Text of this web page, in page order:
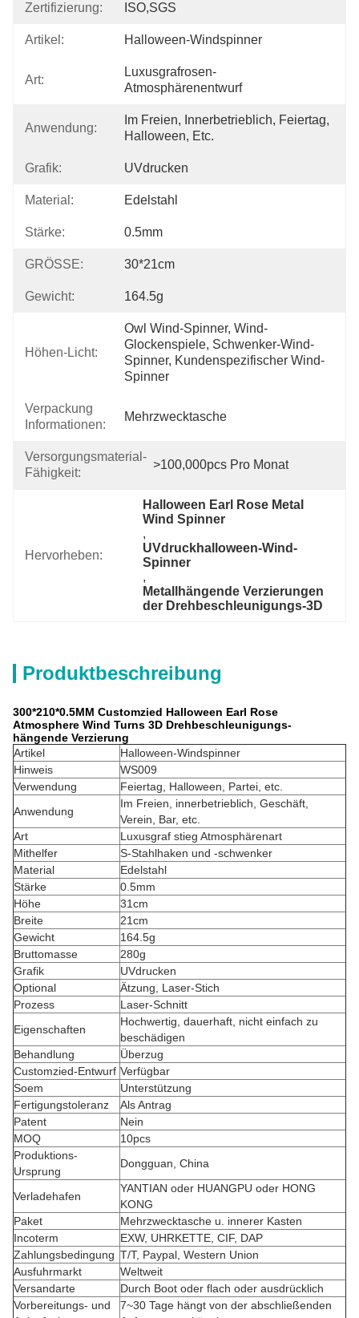
Zertifizierung: ISO,SGS
Artikel: Halloween-Windspinner
Art:
Luxusgrafrosen-
Atmosphärenentwurf
Anwendung:
Im Freien, Innerbetrieblich, Feiertag,
Halloween, Etc.
Grafik: UVdrucken
Material: Edelstahl
Stärke: 0.5mm
GRÖSSE: 30*21cm
Gewicht: 164.5g
Höhen-Licht:
Owl Wind-Spinner, Wind-
Glockenspiele, Schwenker-Wind-
Spinner, Kundenspezifischer Wind-
Spinner
Verpackung
Informationen:
Mehrzwecktasche
Versorgungsmaterial-
Fähigkeit:
>100,000pcs Pro Monat
Hervorheben:
Halloween Earl Rose Metal
Wind Spinner
,
UVdruckhalloween-Wind-
Spinner
,
Metallhängende Verzierungen
der Drehbeschleunigungs-3D
Produktbeschreibung
300*210*0.5MM Customzied Halloween Earl Rose
Atmosphere Wind Turns 3D Drehbeschleunigungs-
hängende Verzierung
Artikel
Halloween-Windspinner
Hinweis
WS009
Verwendung
Feiertag, Halloween, Partei, etc.
Anwendung
Im Freien, innerbetrieblich, Geschäft,
Verein, Bar, etc.
Art
Luxusgraf stieg Atmosphärenart
Mithelfer
S-Stahlhaken und -schwenker
Material
Edelstahl
Stärke
0.5mm
Höhe
31cm
Breite
21cm
Gewicht
164.5g
Bruttomasse
280g
Grafik
UVdrucken
Optional
Ätzung, Laser-Stich
Prozess
Laser-Schnitt
Eigenschaften
Hochwertig, dauerhaft, nicht einfach zu
beschädigen
Behandlung
Überzug
Customzied-Entwurf Verfügbar
Soem
Unterstützung
Fertigungstoleranz
Als Antrag
Patent
Nein
MOQ
10pcs
Produktions-
Ursprung
Dongguan, China
Verladehafen
YANTIAN oder HUANGPU oder HONG
KONG
Paket
Mehrzwecktasche u. innerer Kasten
Incoterm
EXW, UHRKETTE, CIF, DAP
Zahlungsbedingung T/T, Paypal, Western Union
Ausfuhrmarkt
Weltweit
Versandarte
Durch Boot oder flach oder ausdrücklich
Vorbereitungs- und
7~30 Tage hängt von der abschließenden